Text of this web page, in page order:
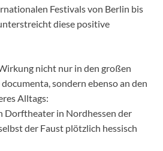
Festivals von Berlin bis
diese positive
nicht nur in den großen
sondern ebenso an den
Alltags:
Dorftheater in Nordhessen der
der Faust plötzlich hessisch